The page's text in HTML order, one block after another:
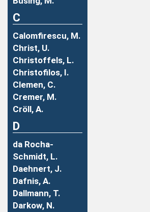
C
Calomfirescu, M.
Christ, U.
Christoffels, L.
Christofilos, I.
Clemen, C.
Cremer, M.
Cröll, A.
D
da Rocha-
Schmidt, L.
Daehnert, J.
Dafnis, A.
Dallmann, T.
Darkow, N.